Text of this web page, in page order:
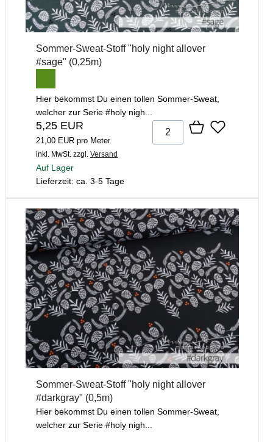
Sommer-Sweat-Stoff "holy night allover
#sage" (0,25m)
Hier bekommst Du einen tollen Sommer-Sweat,
welcher zur Serie #holy nigh...
5,25 EUR
21,00 EUR pro Meter
inkl. MwSt. zzgl. Versand
Auf Lager
Lieferzeit: ca. 3-5 Tage
Sommer-Sweat-Stoff "holy night allover
#darkgray" (0,5m)
Hier bekommst Du einen tollen Sommer-Sweat,
welcher zur Serie #holy nigh...